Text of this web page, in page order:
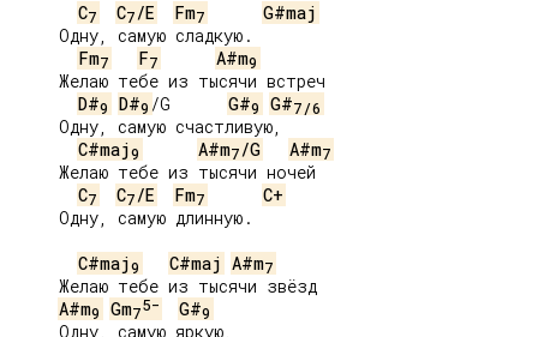
C7 C7/E Fm7
G#maj
Fm7 F7 A#m9
D#9 D#9 /G G#9 G#7/6
C#maj9 A#m7/G A#m7
C7 C7/E Fm7
C+
C#maj9 C#maj A#m7
A#m9 Gm75- G#9